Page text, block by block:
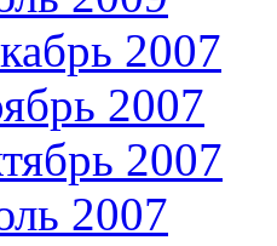
2007
2007
2007
2007